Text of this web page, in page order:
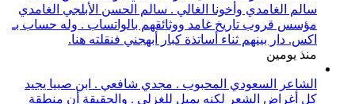
سالم الغامدي وأخونا الغالي . سالم الحسن الأبلجي الغامدي
مؤسس قروب تاريخ غامد ووثائقهم بالواتساب . وله حساب بـ
اكس. دار بينهم ثناء أساتذة كبار أبهجني فنقلته هنا.
منذ يومين
الشاعر السعودي المحبوب . مجدي شافعي . ابن صبيا يجيد
كل أغراض الشعر لكنه يميل للغزلي . والحقيقة أن منطقة